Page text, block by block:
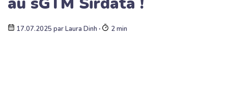
17.07.2025 parLaura Dinh ∙ 2 min